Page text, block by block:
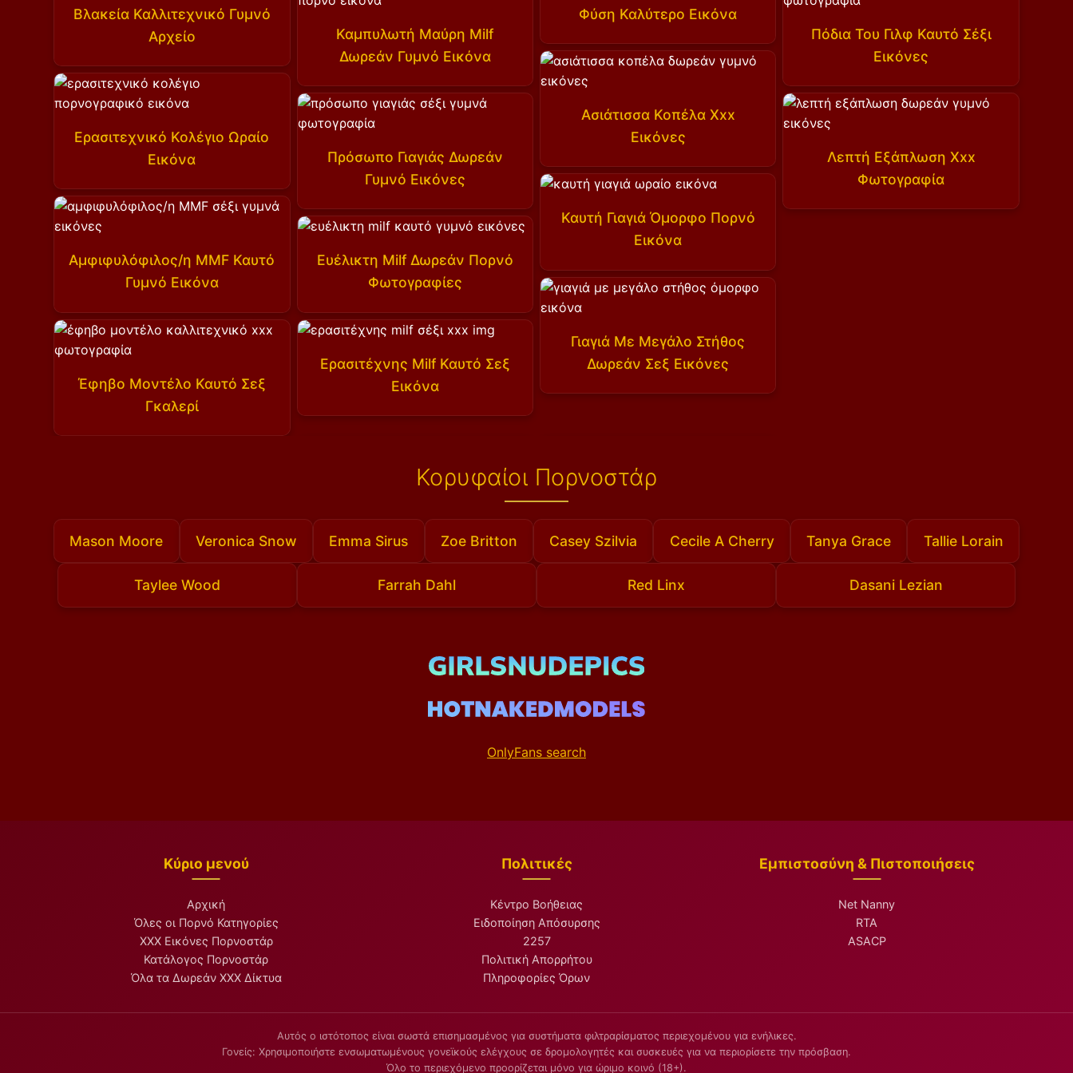
Βλακεία Καλλιτεχνικό Γυμνό
Αρχείο
Ερασιτεχνικό Κολέγιο Ωραίο
Εικόνα
Αμφιφυλόφιλος/η MMF Καυτό
Γυμνό Εικόνα
Έφηβο Μοντέλο Καυτό Σεξ
Γκαλερί
Καμπυλωτή Μαύρη Milf
Δωρεάν Γυμνό Εικόνα
Πρόσωπο Γιαγιάς Δωρεάν
Γυμνό Εικόνες
Ευέλικτη Milf Δωρεάν Πορνό
Φωτογραφίες
Ερασιτέχνης Milf Καυτό Σεξ
Εικόνα
Φύση Καλύτερο Εικόνα
Ασιάτισσα Κοπέλα Xxx
Εικόνες
Καυτή Γιαγιά Όμορφο Πορνό
Εικόνα
Γιαγιά Με Μεγάλο Στήθος
Δωρεάν Σεξ Εικόνες
Πόδια Του Γιλφ Καυτό Σέξι
Εικόνες
Λεπτή Εξάπλωση Xxx
Φωτογραφία
Κορυφαίοι Πορνοστάρ
Mason Moore Veronica Snow Emma Sirus Zoe Britton Casey Szilvia Cecile A Cherry Tanya Grace Tallie Lorain
Taylee Wood Farrah Dahl Red Linx Dasani Lezian
OnlyFans search
Κύριο μενού
Αρχική
Όλες οι Πορνό Κατηγορίες
XXX Εικόνες Πορνοστάρ
Κατάλογος Πορνοστάρ
Όλα τα Δωρεάν XXX Δίκτυα
Πολιτικές
Κέντρο Βοήθειας
Ειδοποίηση Απόσυρσης
2257
Πολιτική Απορρήτου
Πληροφορίες Όρων
Εμπιστοσύνη & Πιστοποιήσεις
Net Nanny
RTA
ASACP
Αυτός ο ιστότοπος είναι σωστά επισημασμένος για συστήματα φιλτραρίσματος περιεχομένου για ενήλικες.
Γονείς: Χρησιμοποιήστε ενσωματωμένους γονεϊκούς ελέγχους σε δρομολογητές και συσκευές για να περιορίσετε την πρόσβαση.
Όλο το περιεχόμενο προορίζεται μόνο για ώριμο κοινό (18+).